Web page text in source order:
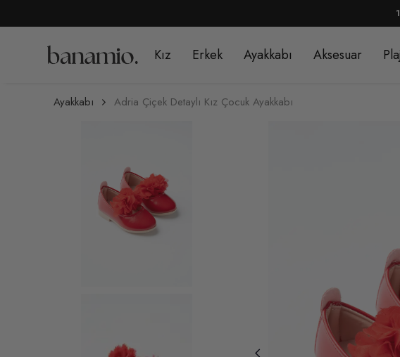
Kız Erkek Ayakkabı Aksesuar
Ayakkabı Adria Çiçek Detaylı Kız Çocuk Ayakkabı